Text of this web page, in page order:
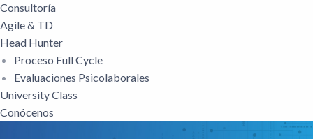
Consultoría
Agile & TD
Head Hunter
Proceso Full Cycle
Evaluaciones Psicolaborales
University Class
Conócenos